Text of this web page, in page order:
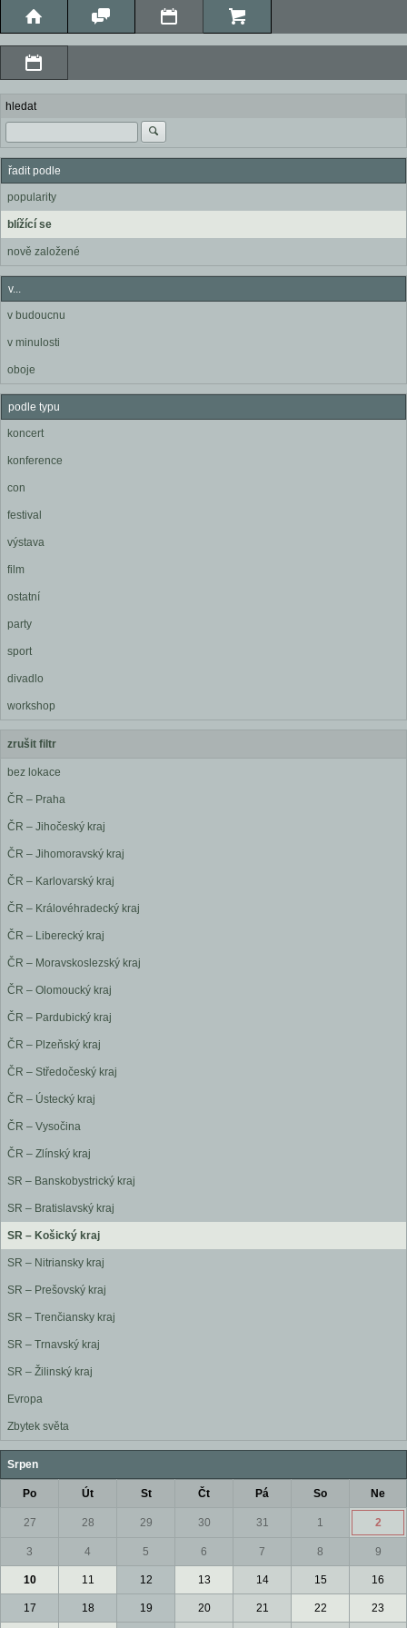
hledat
řadit podle
popularity
blížící se
nově založené
v...
v budoucnu
v minulosti
oboje
podle typu
koncert
konference
con
festival
výstava
film
ostatní
party
sport
divadlo
workshop
zrušit filtr
bez lokace
ČR – Praha
ČR – Jihočeský kraj
ČR – Jihomoravský kraj
ČR – Karlovarský kraj
ČR – Královéhradecký kraj
ČR – Liberecký kraj
ČR – Moravskoslezský kraj
ČR – Olomoucký kraj
ČR – Pardubický kraj
ČR – Plzeňský kraj
ČR – Středočeský kraj
ČR – Ústecký kraj
ČR – Vysočina
ČR – Zlínský kraj
SR – Banskobystrický kraj
SR – Bratislavský kraj
SR – Košický kraj
SR – Nitriansky kraj
SR – Prešovský kraj
SR – Trenčiansky kraj
SR – Trnavský kraj
SR – Žilinský kraj
Evropa
Zbytek světa
Srpen
Po Út St Čt Pá So Ne
27 28 29 30 31 1 2
3 4 5 6 7 8 9
10 11 12 13 14 15 16
17 18 19 20 21 22 23